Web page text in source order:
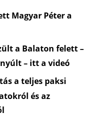
Magyar Péter a
a Balaton felett –
– itt a videó
a teljes paksi
és az